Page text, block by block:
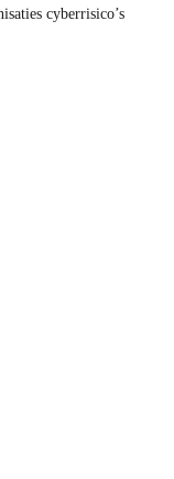
cyberrisico’s